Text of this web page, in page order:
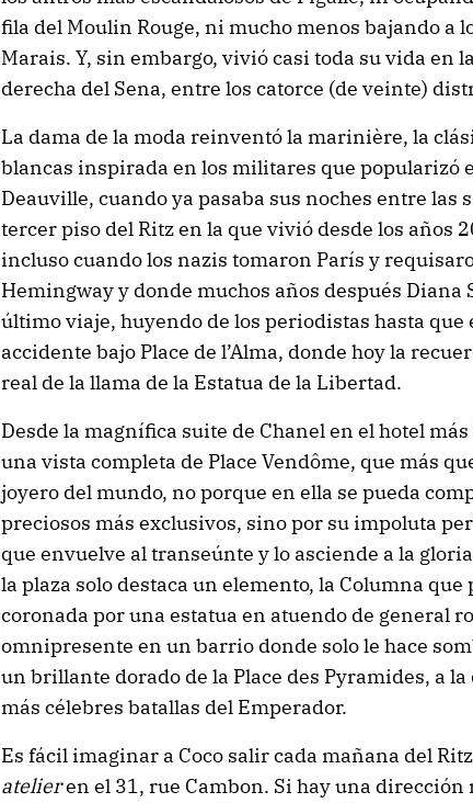
fila del Moulin Rouge, ni mucho menos bajando a
Marais. Y, sin embargo, vivió casi toda su vida en la
derecha del Sena, entre los catorce (de veinte)
La dama de la moda reinventó la marinière, la
blancas inspirada en los militares que popularizó
Deauville, cuando ya pasaba sus noches entre las
tercer piso del Ritz en la que vivió desde los años
incluso cuando los nazis tomaron París y
Hemingway y donde muchos años después Diana
último viaje, huyendo de los periodistas hasta
accidente bajo Place de l’Alma, donde hoy la
real de la llama de la Estatua de la Libertad.
Desde la magnífica suite de Chanel en el hotel
una vista completa de Place Vendôme, que más
joyero del mundo, no porque en ella se pueda
preciosos más exclusivos, sino por su impoluta
que envuelve al transeúnte y lo asciende a la
la plaza solo destaca un elemento, la Columna
coronada por una estatua en atuendo de general
omnipresente en un barrio donde solo le hace
un brillante dorado de la Place des Pyramides, a
más célebres batallas del Emperador.
Es fácil imaginar a Coco salir cada mañana del
atelieren el 31, rue Cambon. Si hay una